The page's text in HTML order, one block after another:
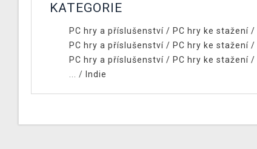
KATEGORIE
PC hry a příslušenství/ PC hry ke stažení/
PC hry a příslušenství/ PC hry ke stažení/
PC hry a příslušenství/ PC hry ke stažení/
... / Indie